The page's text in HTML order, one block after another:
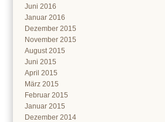
Juni 2016
Januar 2016
Dezember 2015
November 2015
August 2015
Juni 2015
April 2015
März 2015
Februar 2015
Januar 2015
Dezember 2014